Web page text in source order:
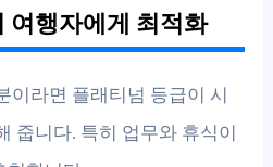
여행자에게 최적화
이라면 플래티넘 등급이 시
줍니다. 특히 업무와 휴식이